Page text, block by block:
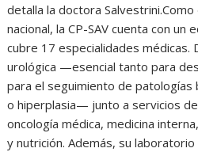
detalla la doctora
nacional, la CP-SAV cuenta con un
cubre 17 especialidades médicas.
urológica —esencial tanto para
para el seguimiento de
o hiperplasia— junto a servicios
oncología médica, medicina
y nutrición. Además, su